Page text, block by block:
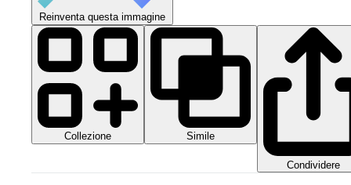
Reinventa questa immagine
Collezione Simile
Condividere